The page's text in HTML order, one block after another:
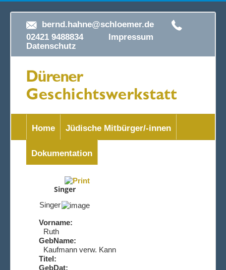
bernd.hahne@schloemer.de
02421 9488834 Impressum
Datenschutz
Home Jüdische Mitbürger/-innen
Dokumentation
Singer
Singer
Vorname:
Ruth
GebName:
Kaufmann verw. Kann
Titel:
GebDat: